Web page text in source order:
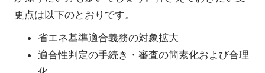
更点は以下のとおりです。
省エネ基準適合義務の対象拡大
適合性判定の手続き・審査の簡素化および合理